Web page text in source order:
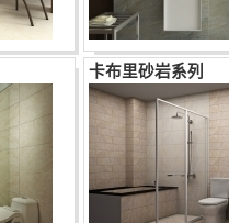
卡布里砂岩系列